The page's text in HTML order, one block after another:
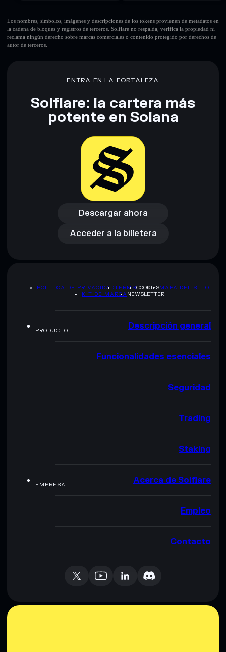
Los nombres, símbolos, imágenes y descripciones de los tokens provienen de metadatos en
la cadena de bloques y registros de terceros. Solflare no respalda, verifica la propiedad ni
reclama ningún derecho sobre marcas comerciales o contenido protegido por derechos de
autor de terceros.
ENTRA EN LA FORTALEZA
Solflare: la cartera más
potente en Solana
Descargar ahora
Descargar ahora
Acceder a la billetera
Acceder a la billetera
POLÍTICA DE PRIVACIDADTERMSCOOKIESMAPA DEL SITIO
KIT DE MARCA NEWSLETTER
PRODUCTO Descripción general
Funcionalidades esenciales
Seguridad
Trading
Staking
EMPRESA Acerca de Solflare
Empleo
Contacto